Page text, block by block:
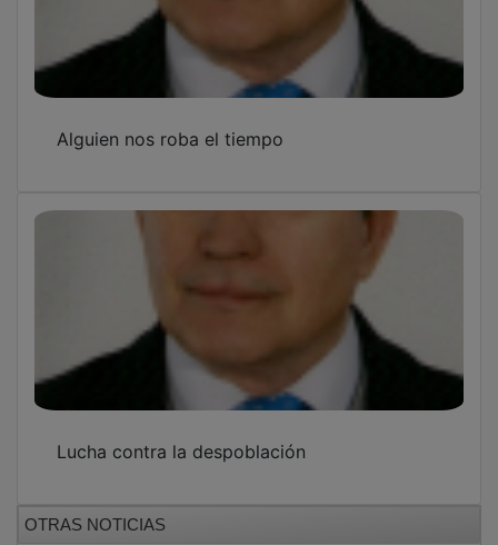
Alguien nos roba el tiempo
Lucha contra la despoblación
OTRAS NOTICIAS